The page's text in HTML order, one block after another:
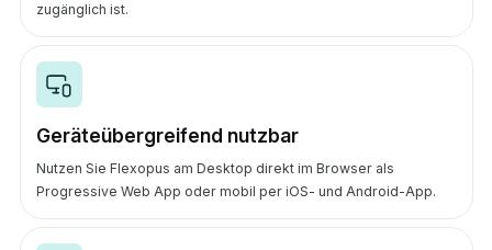
zugänglich ist.
Geräteübergreifend nutzbar
Nutzen Sie Flexopus am Desktop direkt im Browser als
Progressive Web App oder mobil per iOS- und Android-App.